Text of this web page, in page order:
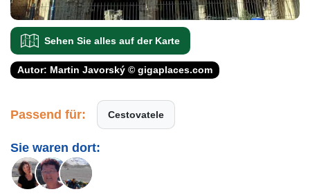
Sehen Sie alles auf der Karte
Autor: Martin Javorský © gigaplaces.com
Passend für: Cestovatele
Sie waren dort: